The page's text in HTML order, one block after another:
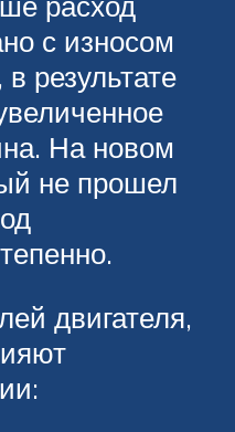
с износом
результате
На новом
не прошел
двигателя,